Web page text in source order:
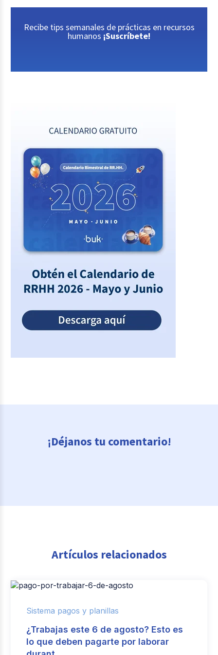
Recibe tips semanales de prácticas en recursos
humanos ¡Suscríbete!
¡Déjanos tu comentario!
Artículos relacionados
Sistema pagos y planillas
¿Trabajas este 6 de agosto? Esto es
lo que deben pagarte por laborar